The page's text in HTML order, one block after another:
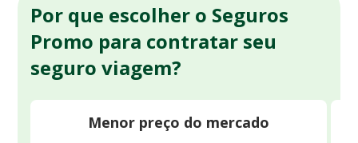
Por que escolher o Seguros
Promo para contratar seu
seguro viagem?
Menor preço do mercado